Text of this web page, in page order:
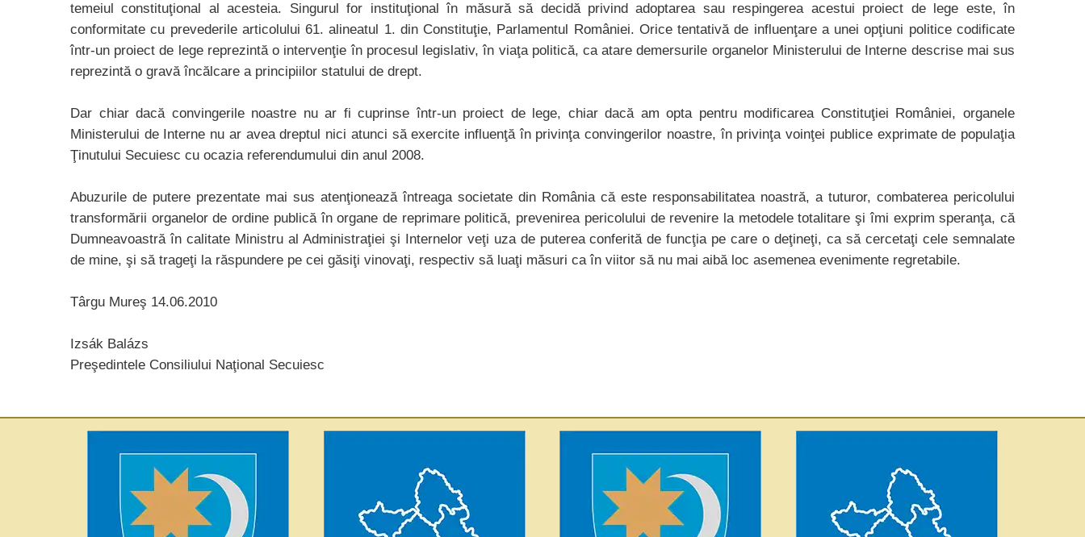
temeiul constituţional al acesteia. Singurul for instituţional în măsură să decidă privind adoptarea sau respingerea acestui proiect de lege este, în
conformitate cu prevederile articolului 61. alineatul 1. din Constituţie, Parlamentul României. Orice tentativă de influenţare a unei opţiuni politice codificate
într-un proiect de lege reprezintă o intervenţie în procesul legislativ, în viaţa politică, ca atare demersurile organelor Ministerului de Interne descrise mai sus
reprezintă o gravă încălcare a principiilor statului de drept.
Dar chiar dacă convingerile noastre nu ar fi cuprinse într-un proiect de lege, chiar dacă am opta pentru modificarea Constituţiei României, organele
Ministerului de Interne nu ar avea dreptul nici atunci să exercite influenţă în privinţa convingerilor noastre, în privinţa voinţei publice exprimate de populaţia
Ţinutului Secuiesc cu ocazia referendumului din anul 2008.
Abuzurile de putere prezentate mai sus atenţionează întreaga societate din România că este responsabilitatea noastră, a tuturor, combaterea pericolului
transformării organelor de ordine publică în organe de reprimare politică, prevenirea pericolului de revenire la metodele totalitare şi îmi exprim speranţa, că
Dumneavoastră în calitate Ministru al Administraţiei şi Internelor veţi uza de puterea conferită de funcţia pe care o deţineţi, ca să cercetaţi cele semnalate
de mine, şi să trageţi la răspundere pe cei găsiţi vinovaţi, respectiv să luaţi măsuri ca în viitor să nu mai aibă loc asemenea evenimente regretabile.
Târgu Mureş 14.06.2010
Izsák Balázs
Preşedintele Consiliului Naţional Secuiesc